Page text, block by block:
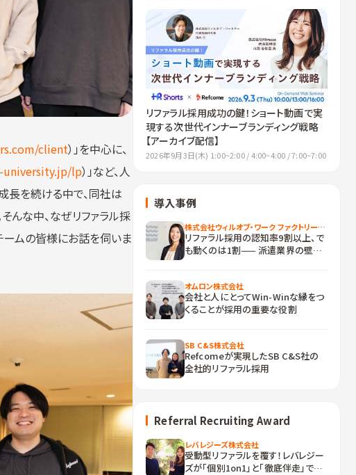
client）」を中心に、
lp）」など、人
を続ける中で、同社は
んな中、なぜリファラル採
ームの皆様にお話を伺いま
リファラル採用成功の鍵！ショート動画で実
現する次世代インナーブランディング戦略
【アーカイブ配信】
2026年9月3日(木) 1:00~2:00 / 4:00~4:00 / 7:00~7:00
導入事例
株式会社ウィルオブ・ワーク ファクトリーアウトソーシング事業部
リファラル採用の認知率9割以上、で
も動くのは1割—— 派遣業界の壁を
オムロン株式会社
会社と人にとってWin-Winな縁をつ
くることが採用の重要な役割
SB C&S株式会社
Refcomeが実現したSB C&S社の
全社的リファラル採用
Referral Recruiting Award
レバレジーズ株式会社
受動型リファラルを覆す！レバレジー
ズが「個別1on1」と「徹底伴走」で挑